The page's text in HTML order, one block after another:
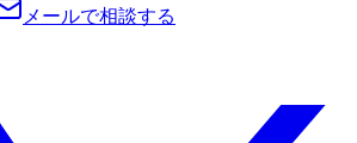
メールで相談する